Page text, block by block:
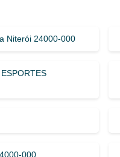
Niterói 24000-000
000